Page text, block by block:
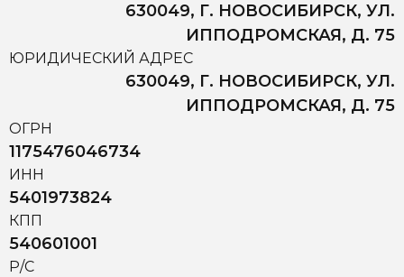
630049, Г. НОВОСИБИРСК, УЛ.
ИППОДРОМСКАЯ, Д. 75
ЮРИДИЧЕСКИЙ АДРЕС
630049, Г. НОВОСИБИРСК, УЛ.
ИППОДРОМСКАЯ, Д. 75
ОГРН
1175476046734
ИНН
5401973824
КПП
540601001
Р/С